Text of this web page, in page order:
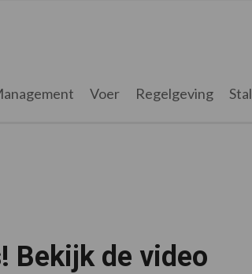
Voer Regelgeving Stal
Bekijk de video